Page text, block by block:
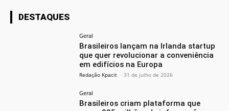
DESTAQUES
Geral
Brasileiros lançam na Irlanda startup
que quer revolucionar a conveniência
em edifícios na Europa
Redação Kpacit - 31 de julho de 2026
Geral
Brasileiros criam plataforma que